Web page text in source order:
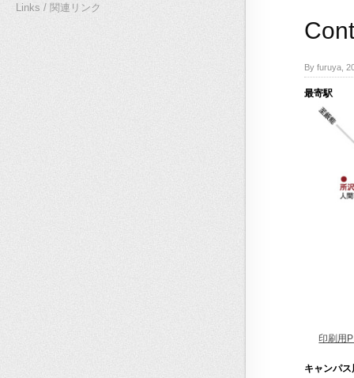
Links / 関連リンク
By furuya,
最寄駅
印刷用
キャンパ